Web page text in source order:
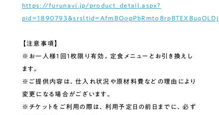
https://furunavi.jp/product_detail.aspx?
【注意事項】
※お一人様1回1枚限り有効。定食メニューとお引き換えし
ます。
※ご提供内容は、仕入れ状況や原材料費などの理由により
変更になる場合がございます。
※チケットをご利用の際は、利用予定日の前日までに、必ず